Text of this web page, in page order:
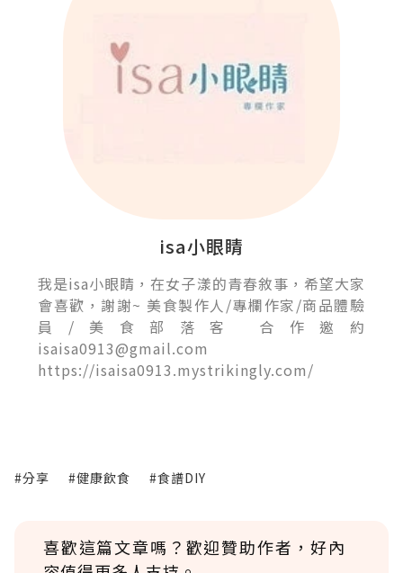
isa小眼睛
我是isa小眼睛，在女子漾的青春敘事，希望大家
會喜歡，謝謝~ 美食製作人/專欄作家/商品體驗
員/美食部落客 合作邀約
isaisa0913@gmail.com
https://isaisa0913.mystrikingly.com/
#分享 #健康飲食 #食譜DIY
喜歡這篇文章嗎？歡迎贊助作者，好內